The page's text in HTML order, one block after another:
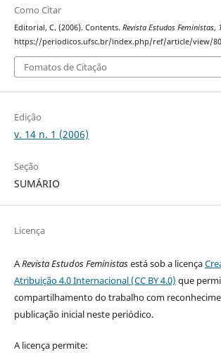
Como Citar
Editorial, C. (2006). Contents. Revista Estudos Feministas,
https://periodicos.ufsc.br/index.php/ref/article/view/
Fomatos de Citação
Edição
v. 14 n. 1 (2006)
Seção
SUMÁRIO
Licença
ARevista Estudos Feministasestá sob a licença
Atribuição 4.0 Internacional (CC BY 4.0) que
compartilhamento do trabalho com
publicação inicial neste periódico.
A licença permite: